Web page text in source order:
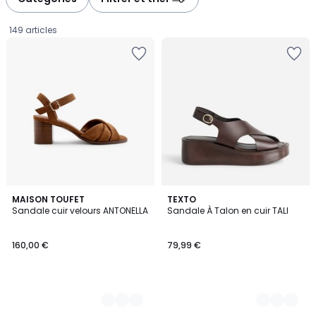
149 articles
MAISON TOUFET
Sandale cuir velours ANTONELLA
€.
160,00 €
2
Couleurs
TEXTO
Sandale À Talon en cuir TALI
79,99 €
2
Couleurs